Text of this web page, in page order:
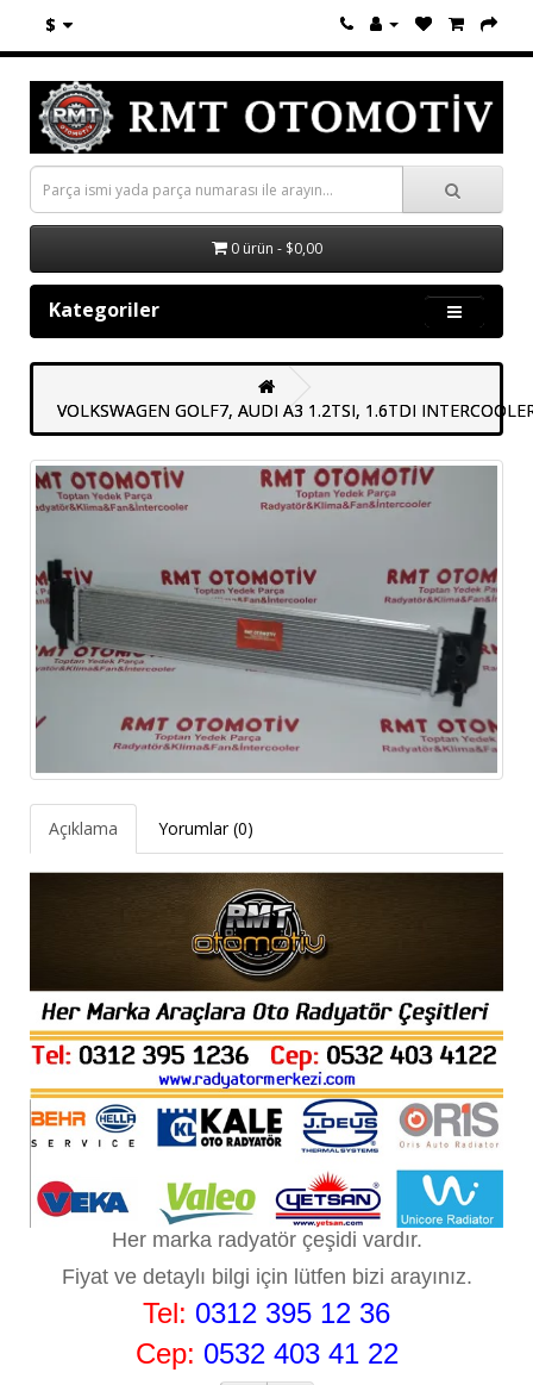
$
0 ürün - $0,00
Kategoriler
VOLKSWAGEN GOLF7, AUDI A3 1.2TSI, 1.6TDI
Açıklama Yorumlar (0)
Her marka radyatör çeşidi vardır.
Fiyat ve detaylı bilgi için lütfen bizi arayınız.
Tel: 0312 395 12 36
Cep: 0532 403 41 22